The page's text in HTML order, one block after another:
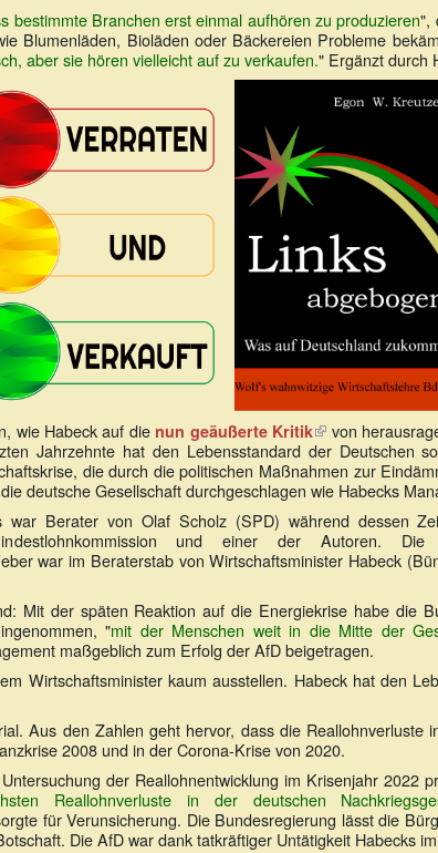
bestimmte Branchen erst einmal aufhören zu produzieren",
Blumenläden, Bioläden oder Bäckereien Probleme
aber sie hören vielleicht auf zu verkaufen." Ergänzt durch
wie Habeck auf die nun geäußerte Kritik(Link
ist
extern)
von
Jahrzehnte hat den Lebensstandard der Deutschen
die durch die politischen Maßnahmen zur
deutsche Gesellschaft durchgeschlagen wie Habecks
war Berater von Olaf Scholz (SPD) während dessen
und einer der Autoren.
war im Beraterstab von Wirtschaftsminister Habeck
Mit der späten Reaktion auf die Energiekrise habe die
"mit der Menschen weit in die Mitte der
maßgeblich zum Erfolg der AfD beigetragen.
Wirtschaftsminister kaum ausstellen. Habeck hat den
Aus den Zahlen geht hervor, dass die Reallohnverluste
2008 und in der Corona-Krise von 2020.
der Reallohnentwicklung im Krisenjahr 2022
Reallohnverluste in der deutschen
für Verunsicherung. Die Bundesregierung lässt die
Die AfD war dank tatkräftiger Untätigkeit Habecks